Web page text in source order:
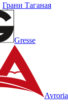
Грани Таганая
Gresse
Avroria